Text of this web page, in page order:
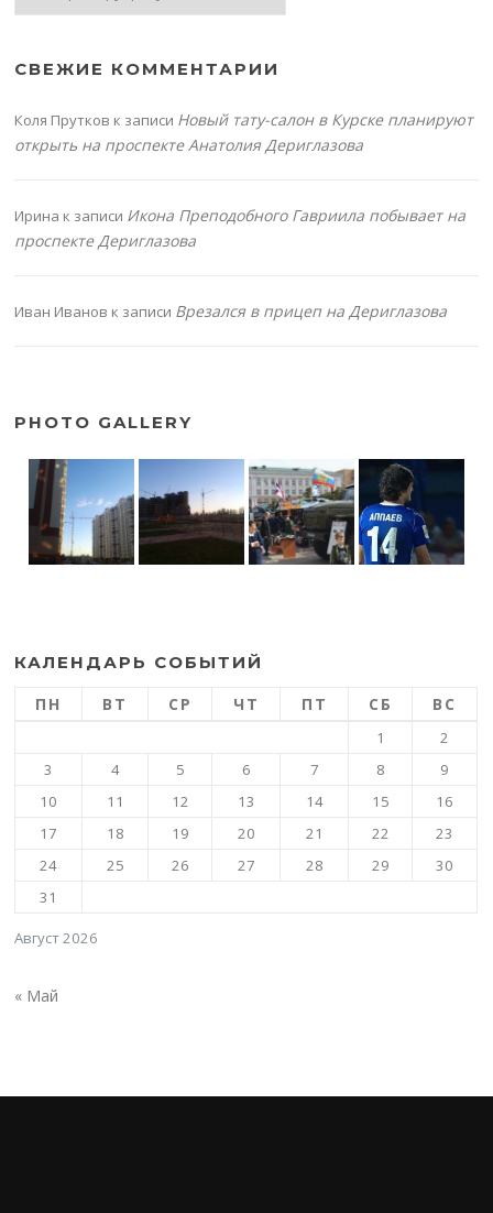
СВЕЖИЕ КОММЕНТАРИИ
Коля Прутков к записи Новый тату-салон в Курске планируют
открыть на проспекте Анатолия Дериглазова
Ирина к записи Икона Преподобного Гавриила побывает на
проспекте Дериглазова
Иван Иванов к записи Врезался в прицеп на Дериглазова
PHOTO GALLERY
КАЛЕНДАРЬ СОБЫТИЙ
Август 2026
ПН ВТ СР ЧТ ПТ СБ ВС
1
2
3
4 5 6 7 8
9
10
11 12 13 14 15
16
17
18 19 20 21 22
23
24
25 26 27 28 29
30
31
« Май